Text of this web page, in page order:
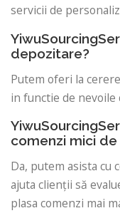
servicii de
depozitare?
Putem oferi la
in functie de nevoile
comenzi mici
Da, putem asista cu
ajuta clienții să
plasa comenzi mai